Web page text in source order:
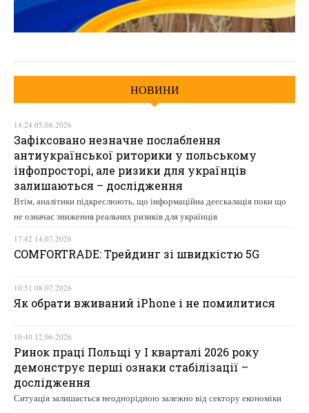
НОВИНИ
14:24 05.08.2026
Зафіксовано незначне послаблення
антиукраїнської риторики у польському
інфопросторі, але ризики для українців
залишаються – дослідження
Втім, аналітики підкреслюють, що інформаційна деескалація поки що
не означає зниження реальних ризиків для українців
17:42 14.07.2026
COMFORTRADE: Трейдинг зі швидкістю 5G
10:51 08.07.2026
Як обрати вживаний iPhone і не помилитися
10:40 12.06.2026
Ринок праці Польщі у І кварталі 2026 року
демонструє перші ознаки стабілізації –
дослідження
Ситуація залишається неоднорідною залежно від сектору економіки